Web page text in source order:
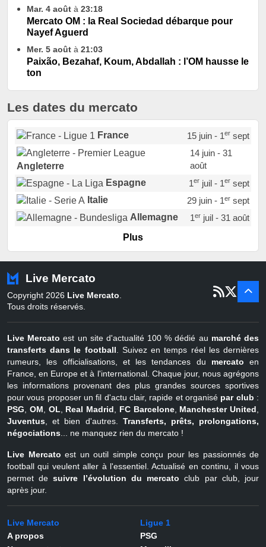
Mar. 4 août à 23:18
Mercato OM : la Real Sociedad débarque pour
Nayef Aguerd
Mer. 5 août à 21:03
Paixão, Bezahaf, Koum, Abdallah : l’OM hausse le
ton
Les dates du mercato
France 15 juin - 1ersept
Angleterre
14 juin - 31
août
Espagne
1erjuil - 1ersept
Italie
29 juin - 1ersept
Allemagne
1erjuil - 31 août
Portugal
Pays-Bas
22 juin - 2 sept
Belgique
juil - 31
Plus
Live Mercato
Copyright 2026 Live Mercato
Tous droits réservés.
Live Mercato est un site d'actualité 100 % dédié au marché des
transferts dans le football . Suivez en temps réel les dernières
rumeurs, les officialisations, et les tendances du mercato en
France, en Europe et à l'international. Chaque jour, nous agrégons
les informations provenant des plus grandes sources sportives
pour vous proposer un fil d'actu clair, rapide et organisé par club :
PSG
OM OL Real Madrid FC Barcelone, Manchester United
Juventus , et bien d'autres. Transferts, prêts, prolongations,
négociations ... ne manquez rien du mercato !
Live Mercato est un outil simple conçu pour les passionnés de
football qui veulent aller à l'essentiel. Actualisé en continu, il vous
permet desuivre l’évolution du mercato club par club, jour
après jour.
Live Mercato
A propos
Ligue 1
PSG